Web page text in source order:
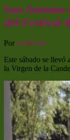
San Antonio
del Festival
Por w290144
Este sábado se llevó
la Virgen de la